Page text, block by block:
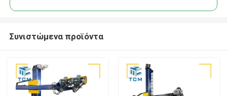
Συνιστώμενα προϊόντα